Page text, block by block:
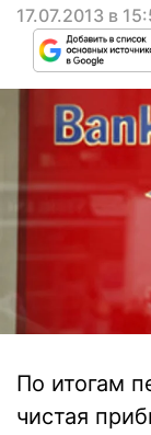
17.07.2013 в
По итогам
чистая